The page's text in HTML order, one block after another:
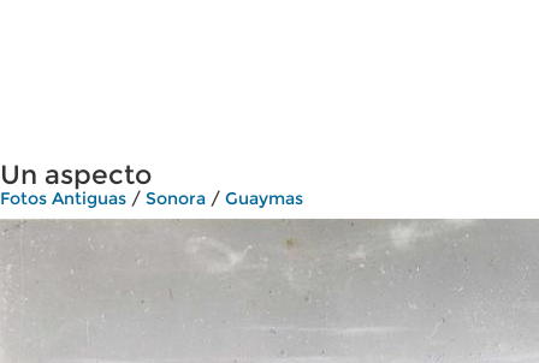
Un aspecto
Fotos Antiguas / Sonora / Guaymas